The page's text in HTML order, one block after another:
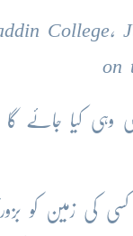
on
وہی کیا جائے
کی زمین کو